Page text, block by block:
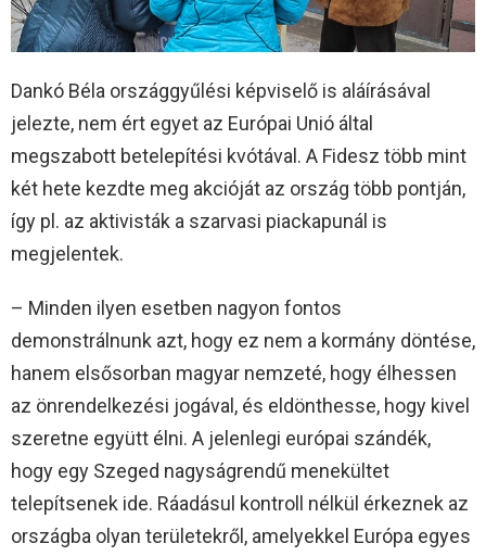
Dankó Béla országgyűlési képviselő is aláírásával
jelezte, nem ért egyet az Európai Unió által
megszabott betelepítési kvótával. A Fidesz több mint
két hete kezdte meg akcióját az ország több pontján,
így pl. az aktivisták a szarvasi piackapunál is
megjelentek.
– Minden ilyen esetben nagyon fontos
demonstrálnunk azt, hogy ez nem a kormány döntése,
hanem elsősorban magyar nemzeté, hogy élhessen
az önrendelkezési jogával, és eldönthesse, hogy kivel
szeretne együtt élni. A jelenlegi európai szándék,
hogy egy Szeged nagyságrendű menekültet
telepítsenek ide. Ráadásul kontroll nélkül érkeznek az
országba olyan területekről, amelyekkel Európa egyes